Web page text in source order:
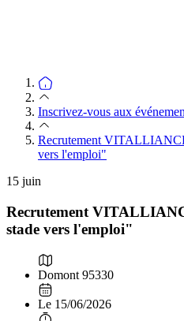
Inscrivez-vous aux
Recrutement
vers l'emploi"
15 juin
Recrutement
stade vers l'emploi"
Domont 95330
Le 15/06/2026